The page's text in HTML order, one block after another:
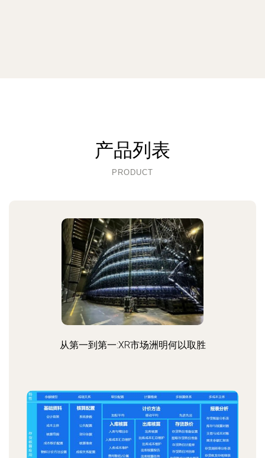
产品列表
PRODUCT
从第一到第一:XR市场洲明何以取胜